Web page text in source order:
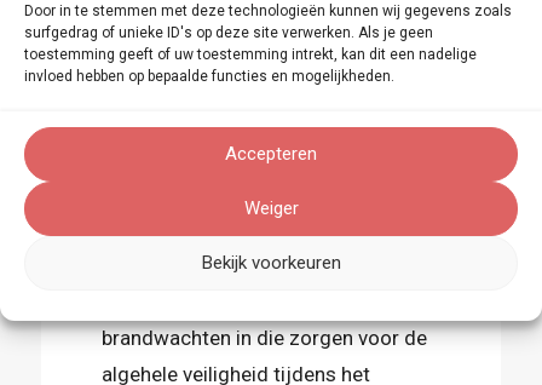
Door in te stemmen met deze technologieën kunnen wij gegevens zoals
surfgedrag of unieke ID's op deze site verwerken. Als je geen
toestemming geeft of uw toestemming intrekt, kan dit een nadelige
invloed hebben op bepaalde functies en mogelijkheden.
Accepteren
Weiger
Bekijk voorkeuren
Ook hier maken we gebruik van
gecertificeerde veiligheidsdeskundige.
Onze leveranciers van materialen staan
bekend om hun kwalitatief
hoogstaande producten en goede
Tevens zetten wij bij lokale
brandwachten in die zorgen voor de
algehele veiligheid tijdens het